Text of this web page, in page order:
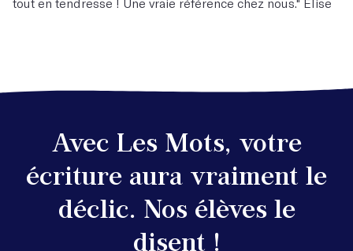
Avec Les Mots, votre
écriture aura vraiment le
déclic. Nos élèves le
disent !